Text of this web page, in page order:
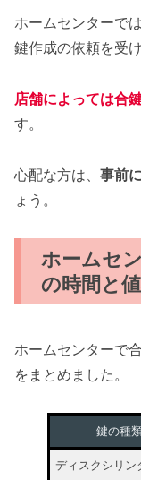
ホームセンターで
鍵作成の依頼を受
店舗によっては合
す。
心配な方は、 事前
ょう。
ホームセ
の時間と
ホームセンターで
をまとめました。
鍵の種
ディスクシリン